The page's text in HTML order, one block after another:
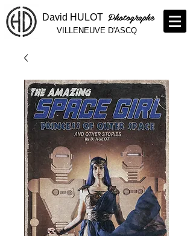
David HULOT Photographe
VILLENEUVE D'ASCQ